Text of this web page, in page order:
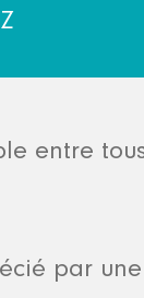
entre
par